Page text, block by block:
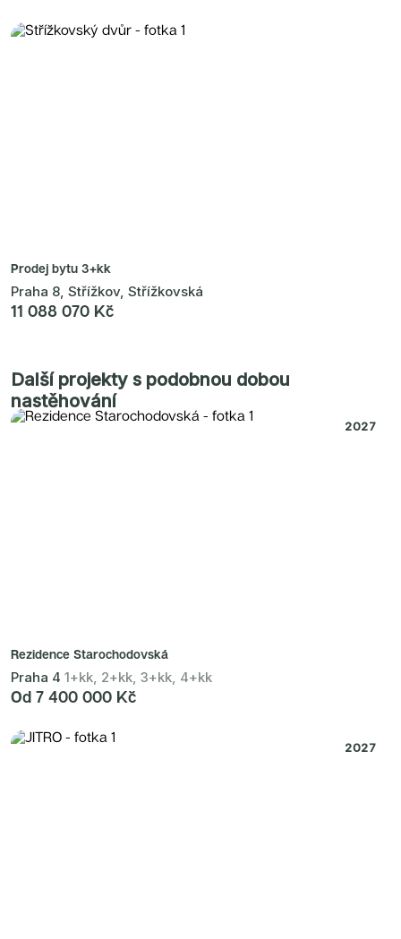
Prodej bytu 3+kk
Praha 8, Střížkov, Střížkovská
11 088 070 Kč
Další projekty s podobnou dobou
nastěhování
2027
Rezidence Starochodovská
Praha 4 1+kk, 2+kk, 3+kk, 4+kk
Od 7 400 000 Kč
2027